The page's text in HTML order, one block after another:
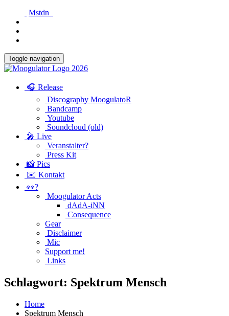
Mstdn
Toggle navigation
🎧 Release
Discography MoogulatoR
Bandcamp
Youtube
Soundcloud (old)
🎤 Live
Veranstalter?
Press Kit
📸 Pics
✉️ Kontakt
👀?
Moogulator Acts
dAdA-iNN
Consequence
Gear
Disclaimer
Mic
Support me!
Links
Schlagwort: Spektrum Mensch
Home
Spektrum Mensch